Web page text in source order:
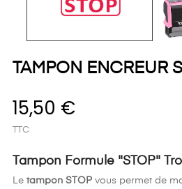
TAMPON ENCREUR
15,50 €
TTC
Tampon Formule "STOP"
Le tampon STOP vous permet de